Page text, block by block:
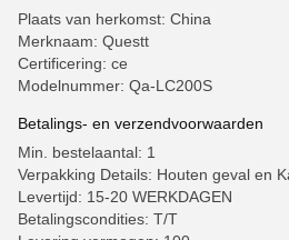
Plaats van herkomst: China
Merknaam: Questt
Certificering: ce
Modelnummer: Qa-LC200S
Betalings- en verzendvoorwaarden
Min. bestelaantal: 1
Verpakking Details: Houten geval en
Levertijd: 15-20 WERKDAGEN
Betalingscondities: T/T